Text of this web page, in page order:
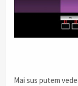
Mai sus putem